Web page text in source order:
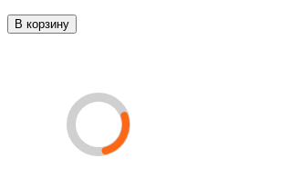
В корзину